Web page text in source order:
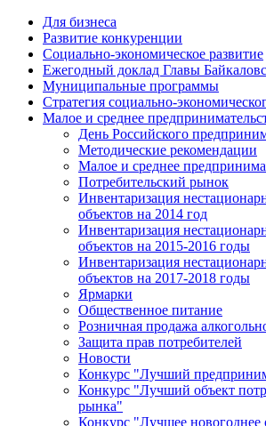
Для бизнеса
Развитие конкуренции
Социально-экономическое развитие
Ежегодный доклад Главы
Муниципальные программы
Стратегия социально-
Малое и среднее
День Российского
Методические рекомендации
Малое и среднее
Потребительский рынок
Инвентаризация
объектов на 2014 год
Инвентаризация
объектов на 2015-2016 годы
Инвентаризация
объектов на 2017-2018 годы
Ярмарки
Общественное питание
Розничная продажа
Защита прав потребителей
Новости
Конкурс "Лучший
Конкурс "Лучший объект
рынка"
Конкурс "Лучшее новогоднее